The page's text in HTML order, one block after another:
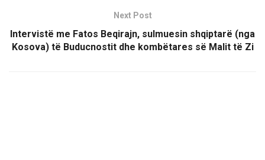
Next Post
Intervistë me Fatos Beqirajn, sulmuesin shqiptarë (nga
Kosova) të Buducnostit dhe kombëtares së Malit të Zi